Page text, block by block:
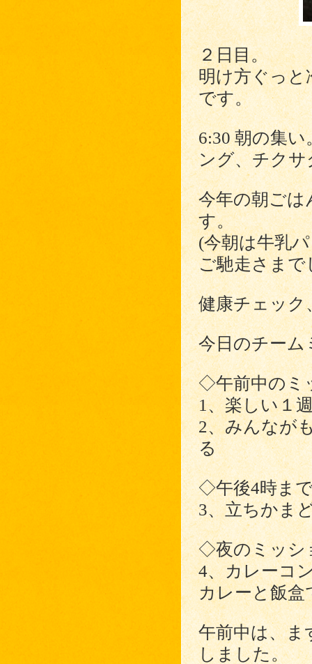
２日目。
明け方ぐっと
です。
6:30 朝の集
ング、チクサ
今年の朝ご
す。
(今朝は牛乳
ご馳走さまで
健康チェック
今日のチーム
◇午前中のミ
1、楽しい１
2、みんなが
る
◇午後4時ま
3、立ちかま
◇夜のミッシ
4、カレーコ
カレーと飯盒
午前中は、ま
しました。